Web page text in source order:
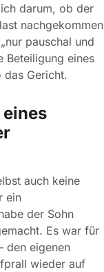
darum, ob der
nachgekommen
pauschal und
Beteiligung eines
das Gericht.
auch keine
ein
der Sohn
Es war für
den eigenen
wieder auf